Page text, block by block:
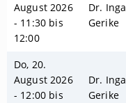
August 2026
- 11:30 bis
12:00
Dr. Inga
Gerike
Do, 20.
August 2026
- 12:00 bis
Dr. Inga
Gerike